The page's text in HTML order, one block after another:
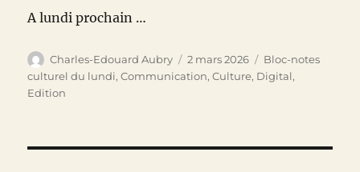
A lundi prochain …
Auteur
Charles-Edouard Aubry
Publié
le
2 mars 2026 Catégories
Bloc-notes
culturel du lundi,Communication,Culture, Digital,
Edition